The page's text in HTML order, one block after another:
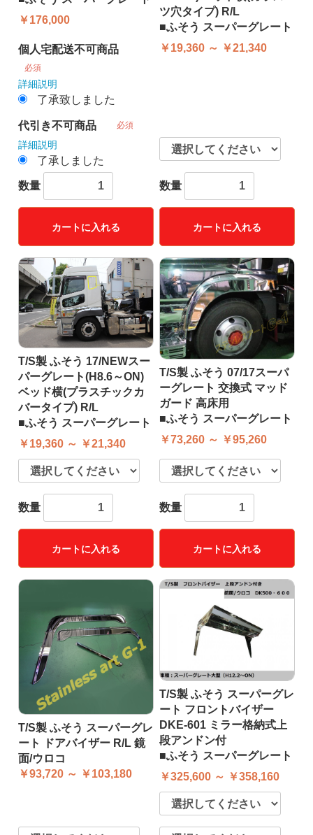
￥176,000
個人宅配送不可商品
必須
詳細説明
了承致しました
代引き不可商品 必須
詳細説明
了承しました
数量
カートに入れる
ツ穴タイプ) R/L
■ふそう スーパーグレート
￥19,360 ～ ￥21,340
数量
カートに入れる
T/S製 ふそう 17/NEWスー
パーグレート(H8.6～ON)
ベッド横(プラスチックカ
バータイプ) R/L
■ふそう スーパーグレート
￥19,360 ～ ￥21,340
数量
カートに入れる
T/S製 ふそう 07/17スーパ
ーグレート 交換式 マッド
ガード 高床用
■ふそう スーパーグレート
￥73,260 ～ ￥95,260
数量
カートに入れる
T/S製 ふそう スーパーグレ
ート ドアバイザー R/L 鏡
面/ウロコ
￥93,720 ～ ￥103,180
T/S製 ふそう スーパーグレ
ート フロントバイザー
DKE-601 ミラー格納式上
段アンドン付
■ふそう スーパーグレート
￥325,600 ～ ￥358,160